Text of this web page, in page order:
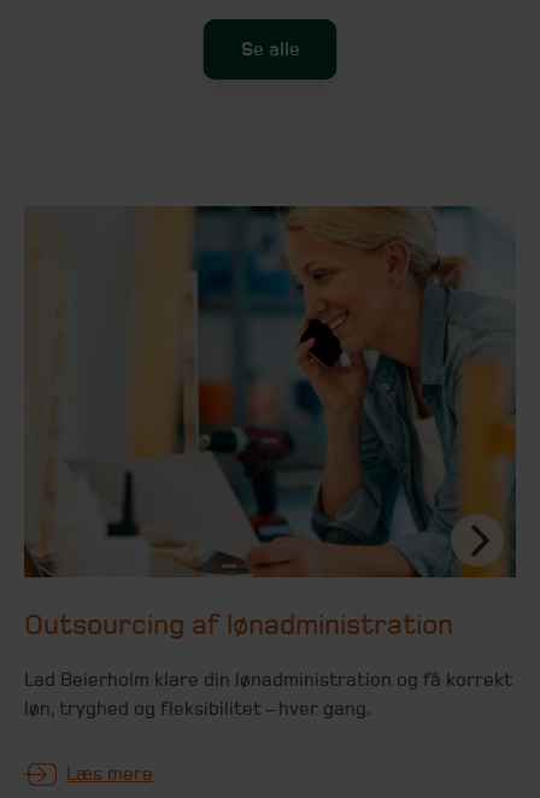
Se alle
Outsourcing af lønadministration
Lad Beierholm klare din lønadministration og få korrekt
løn, tryghed og fleksibilitet – hver gang.
Læs mere